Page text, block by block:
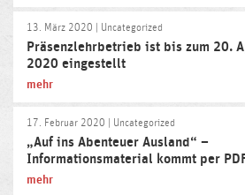
13. März 2020 | Uncategorized
Präsenzlehrbetrieb ist bis zum 20.
2020 eingestellt
mehr
17. Februar 2020 | Uncategorized
„Auf ins Abenteuer Ausland“ –
Informationsmaterial kommt per
mehr